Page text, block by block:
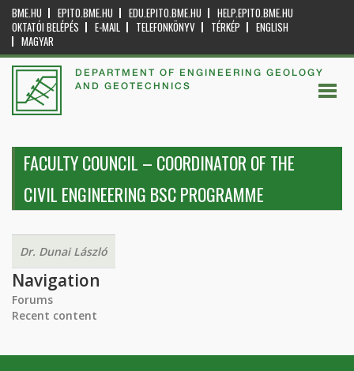
BME.HU EPITO.BME.HU EDU.EPITO.BME.HU
HELP.EPITO.BME.HU
OKTATÓI BELÉPÉS
E-MAIL TELEFONKÖNYV TÉRKÉP
ENGLISH
MAGYAR
DEPARTMENT OF ENGINEERING GEOLOGY
AND GEOTECHNICS
FACULTY COUNCIL – COORDINATOR OF THE
CIVIL ENGINEERING BSC PROGRAMME
Dr. Dunai László
Navigation
Forums
Recent content